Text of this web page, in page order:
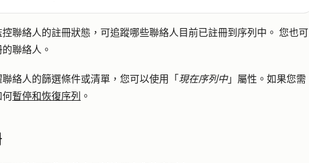
聯絡人的註冊狀態，可追蹤哪些聯絡人目前已註冊到序列中。 您也可
聯絡人。
絡人的篩選條件或清單，您可以使用「 現在序列中」屬性。如果您需
何暫停和恢復序列 。